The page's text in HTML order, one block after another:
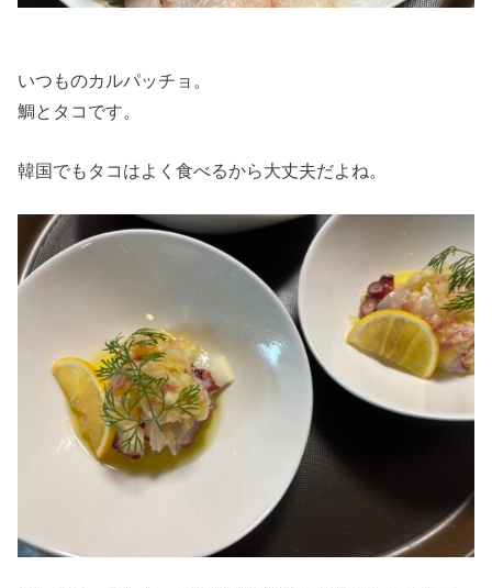
いつものカルパッチョ。
鯛とタコです。
韓国でもタコはよく食べるから大丈夫だよね。